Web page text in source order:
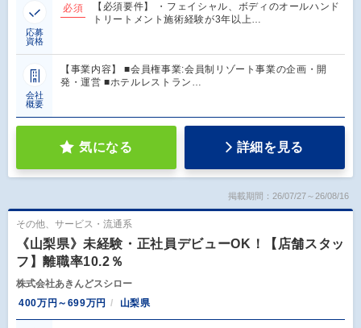
応募
資格
必須
【必須要件】 ・フェイシャル、ボディのオールハンド
トリートメント施術経験が3年以上…
会社
概要
【事業内容】 ■会員権事業:会員制リゾート事業の企画・開
発・運営 ■ホテルレストラン…
気になる 詳細を見る
掲載期間：26/07/27～26/08/16
その他、サービス・流通系
《山梨県》未経験・正社員デビューOK！【店舗スタッ
フ】離職率10.2％
株式会社あきんどスシロー
400万円～699万円
山梨県